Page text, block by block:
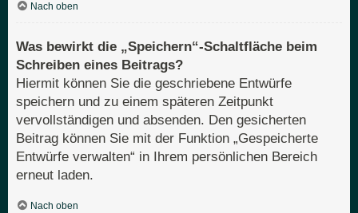
Nach oben
Was bewirkt die „Speichern“-Schaltfläche beim
Schreiben eines Beitrags?
Hiermit können Sie die geschriebene Entwürfe
speichern und zu einem späteren Zeitpunkt
vervollständigen und absenden. Den gesicherten
Beitrag können Sie mit der Funktion „Gespeicherte
Entwürfe verwalten“ in Ihrem persönlichen Bereich
erneut laden.
Nach oben